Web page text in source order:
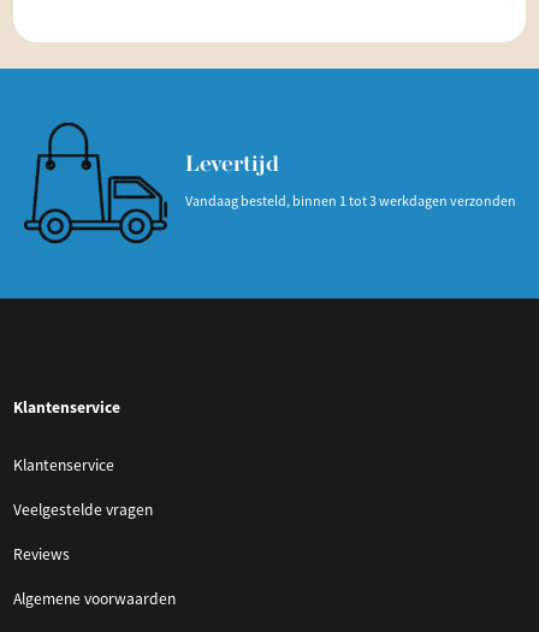
Levertijd
Vandaag besteld, binnen 1 tot 3 werkdagen verzonden
Klantenservice
Klantenservice
Veelgestelde vragen
Reviews
Algemene voorwaarden